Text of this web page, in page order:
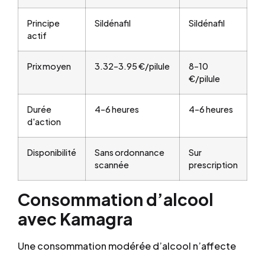
Principe
actif
Sildénafil Sildénafil
Prix moyen 3.32–3.95 €/pilule
8–10
€/pilule
Durée
d'action
4–6 heures 4–6 heures
Disponibilité
Sans ordonnance
scannée
Sur
prescription
Consommation d’alcool
avec Kamagra
Une consommation modérée d’alcool n’affecte